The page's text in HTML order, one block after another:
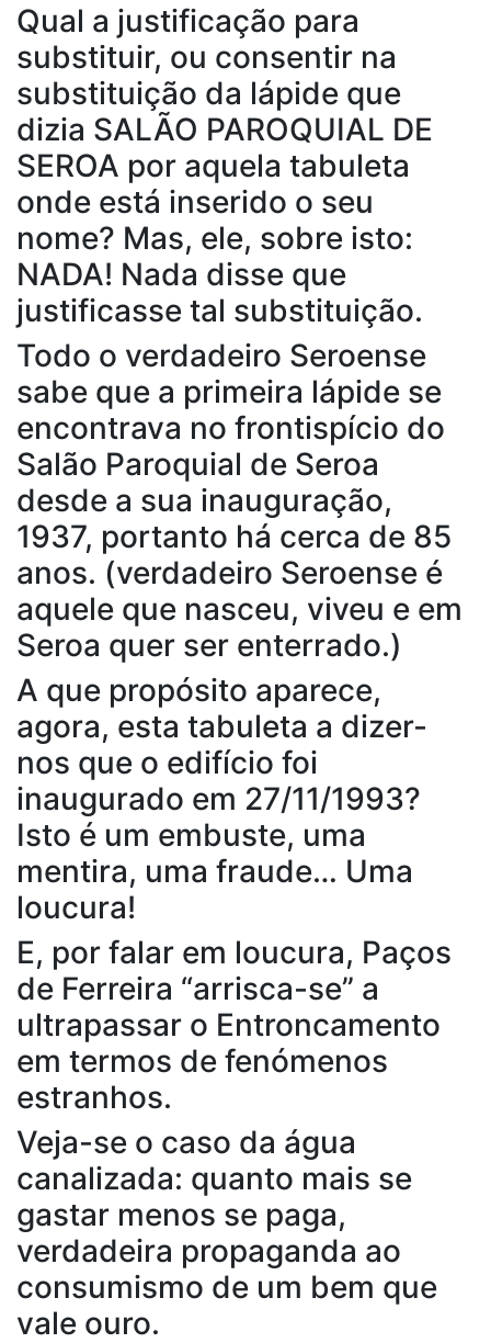
Qual a justificação para
substituir, ou consentir na
substituição da lápide que
dizia SALÃO PAROQUIAL DE
SEROA por aquela tabuleta
onde está inserido o seu
nome? Mas, ele, sobre isto:
NADA! Nada disse que
justificasse tal substituição.
Todo o verdadeiro Seroense
sabe que a primeira lápide se
encontrava no frontispício do
Salão Paroquial de Seroa
desde a sua inauguração,
1937, portanto há cerca de 85
anos. (verdadeiro Seroense é
aquele que nasceu, viveu e em
Seroa quer ser enterrado.)
A que propósito aparece,
agora, esta tabuleta a dizer-
nos que o edifício foi
inaugurado em 27/11/1993?
Isto é um embuste, uma
mentira, uma fraude… Uma
loucura!
E, por falar em loucura, Paços
de Ferreira “arrisca-se” a
ultrapassar o Entroncamento
em termos de fenómenos
estranhos.
Veja-se o caso da água
canalizada: quanto mais se
gastar menos se paga,
verdadeira propaganda ao
consumismo de um bem que
vale ouro.